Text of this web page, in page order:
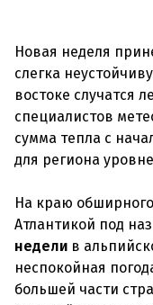
Новая неделя
слегка
востоке случатся
специалистов
сумма тепла с
для региона
На краю
Атлантикой под
недели в
неспокойная
большей части